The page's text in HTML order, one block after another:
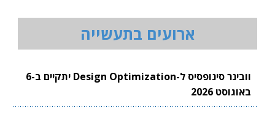
ארועים בתעשייה
וובינר סינופסיס ל-Design Optimization יתקיים ב-6
באוגוסט 2026